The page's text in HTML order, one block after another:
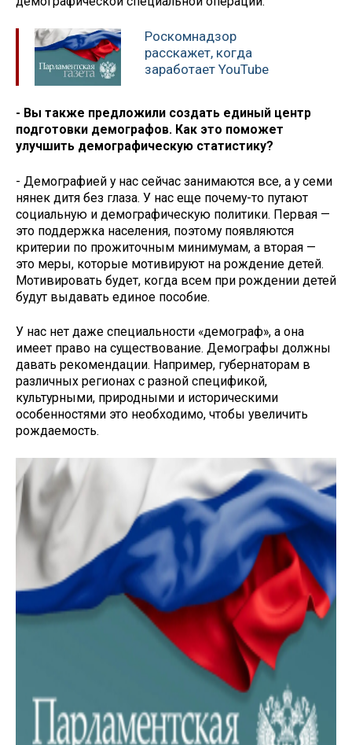
Роскомнадзор
расскажет, когда
заработает YouTube
- Вы также предложили создать единый центр
подготовки демографов. Как это поможет
улучшить демографическую статистику?
- Демографией у нас сейчас занимаются все, а у семи
нянек дитя без глаза. У нас еще почему-то путают
социальную и демографическую политики. Первая —
это поддержка населения, поэтому появляются
критерии по прожиточным минимумам, а вторая —
это меры, которые мотивируют на рождение детей.
Мотивировать будет, когда всем при рождении детей
будут выдавать единое пособие.
У нас нет даже специальности «демограф», а она
имеет право на существование. Демографы должны
давать рекомендации. Например, губернаторам в
различных регионах с разной спецификой,
культурными, природными и историческими
особенностями это необходимо, чтобы увеличить
рождаемость.